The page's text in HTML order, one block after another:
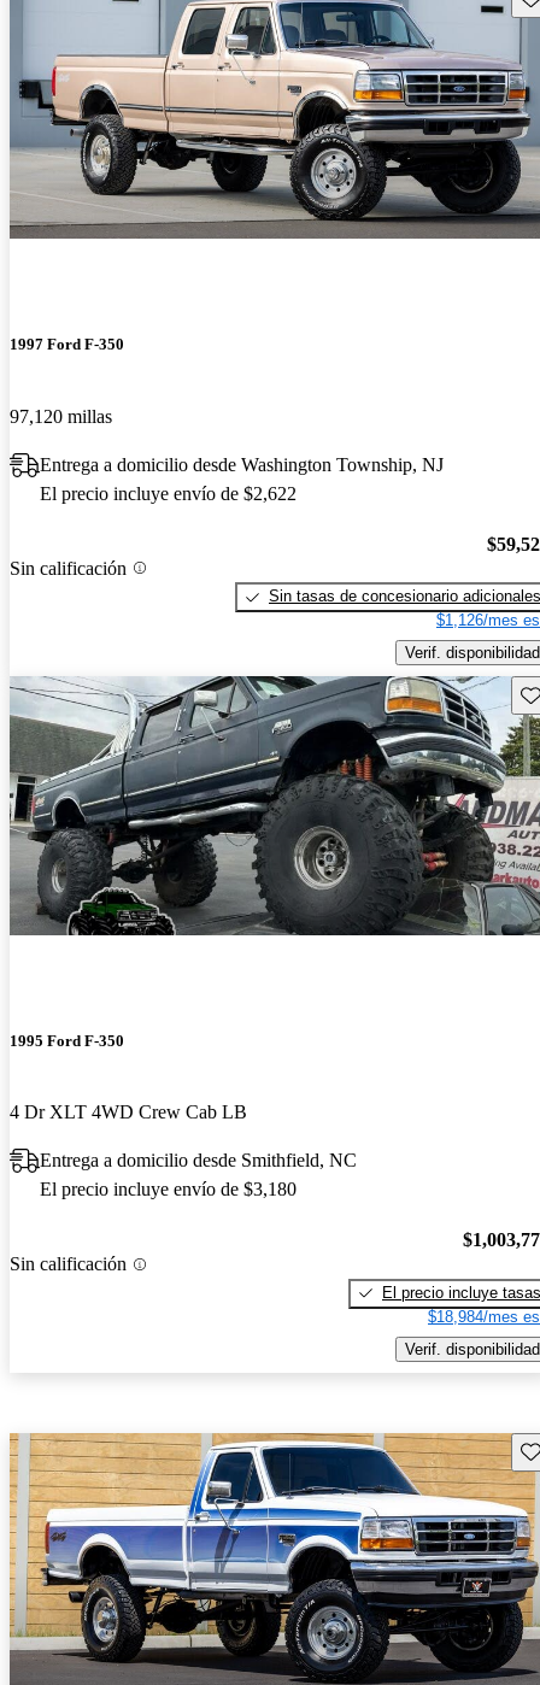
1997 Ford F-350
97,120 millas
Entrega a domicilio desde Washington Township, NJ
El precio incluye envío de $2,622
Sin calificación
Sin tasas de concesionario adicionales
$1,126/mes
Verif. disponibilidad
1995 Ford F-350
4 Dr XLT 4WD Crew Cab LB
Entrega a domicilio desde Smithfield, NC
El precio incluye envío de $3,180
Sin calificación
El precio incluye tasas
$18,984/mes
Verif. disponibilidad